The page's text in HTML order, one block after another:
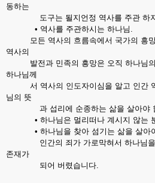
동하는
도구는 될지언정 역사를 주관 하지
• 역사를 주관하시는 하나님.
모든 역사의 흐름속에서 국가의 흥망
역사의
발전과 민족의 흥망은 오직 하나님의
하나님께
서 역사의 인도자이심을 알고 인간 역
님의 뜻
과 섭리에 순종하는 삶을 살아야
• 하나님은 멀리떠나 계시지 않는
• 하나님을 찾아 섬기는 삶을 살아
인간의 죄가 가로막혀서 하나님을
존재가
되어 버렸습니다.